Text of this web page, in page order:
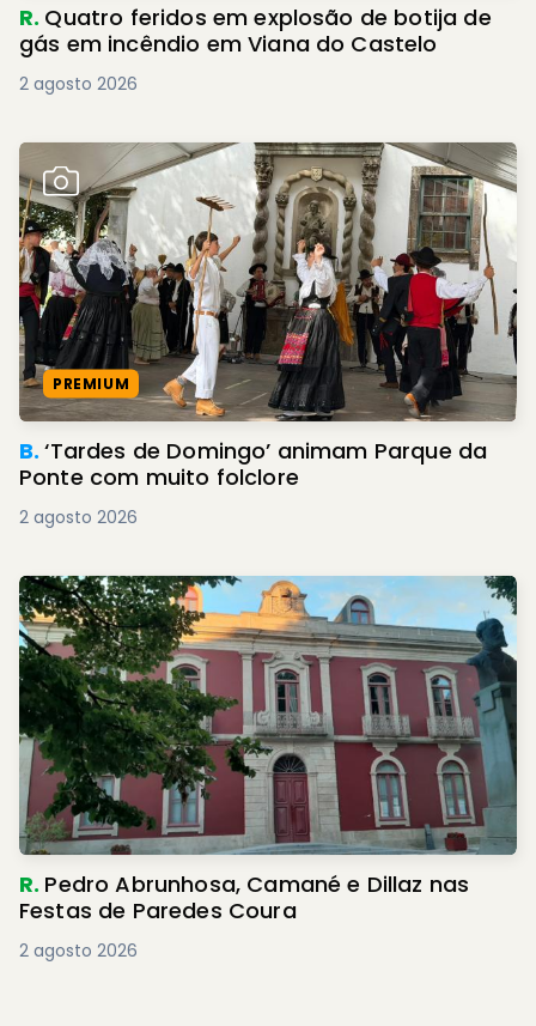
R. Quatro feridos em explosão de botija de
gás em incêndio em Viana do Castelo
2 agosto 2026
PREMIUM
B.‘Tardes de Domingo’ animam Parque da
Ponte com muito folclore
2 agosto 2026
R. Pedro Abrunhosa, Camané e Dillaz nas
Festas de Paredes Coura
2 agosto 2026